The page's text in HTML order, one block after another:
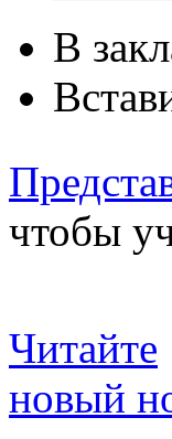
В
чтобы
Читайте
новый